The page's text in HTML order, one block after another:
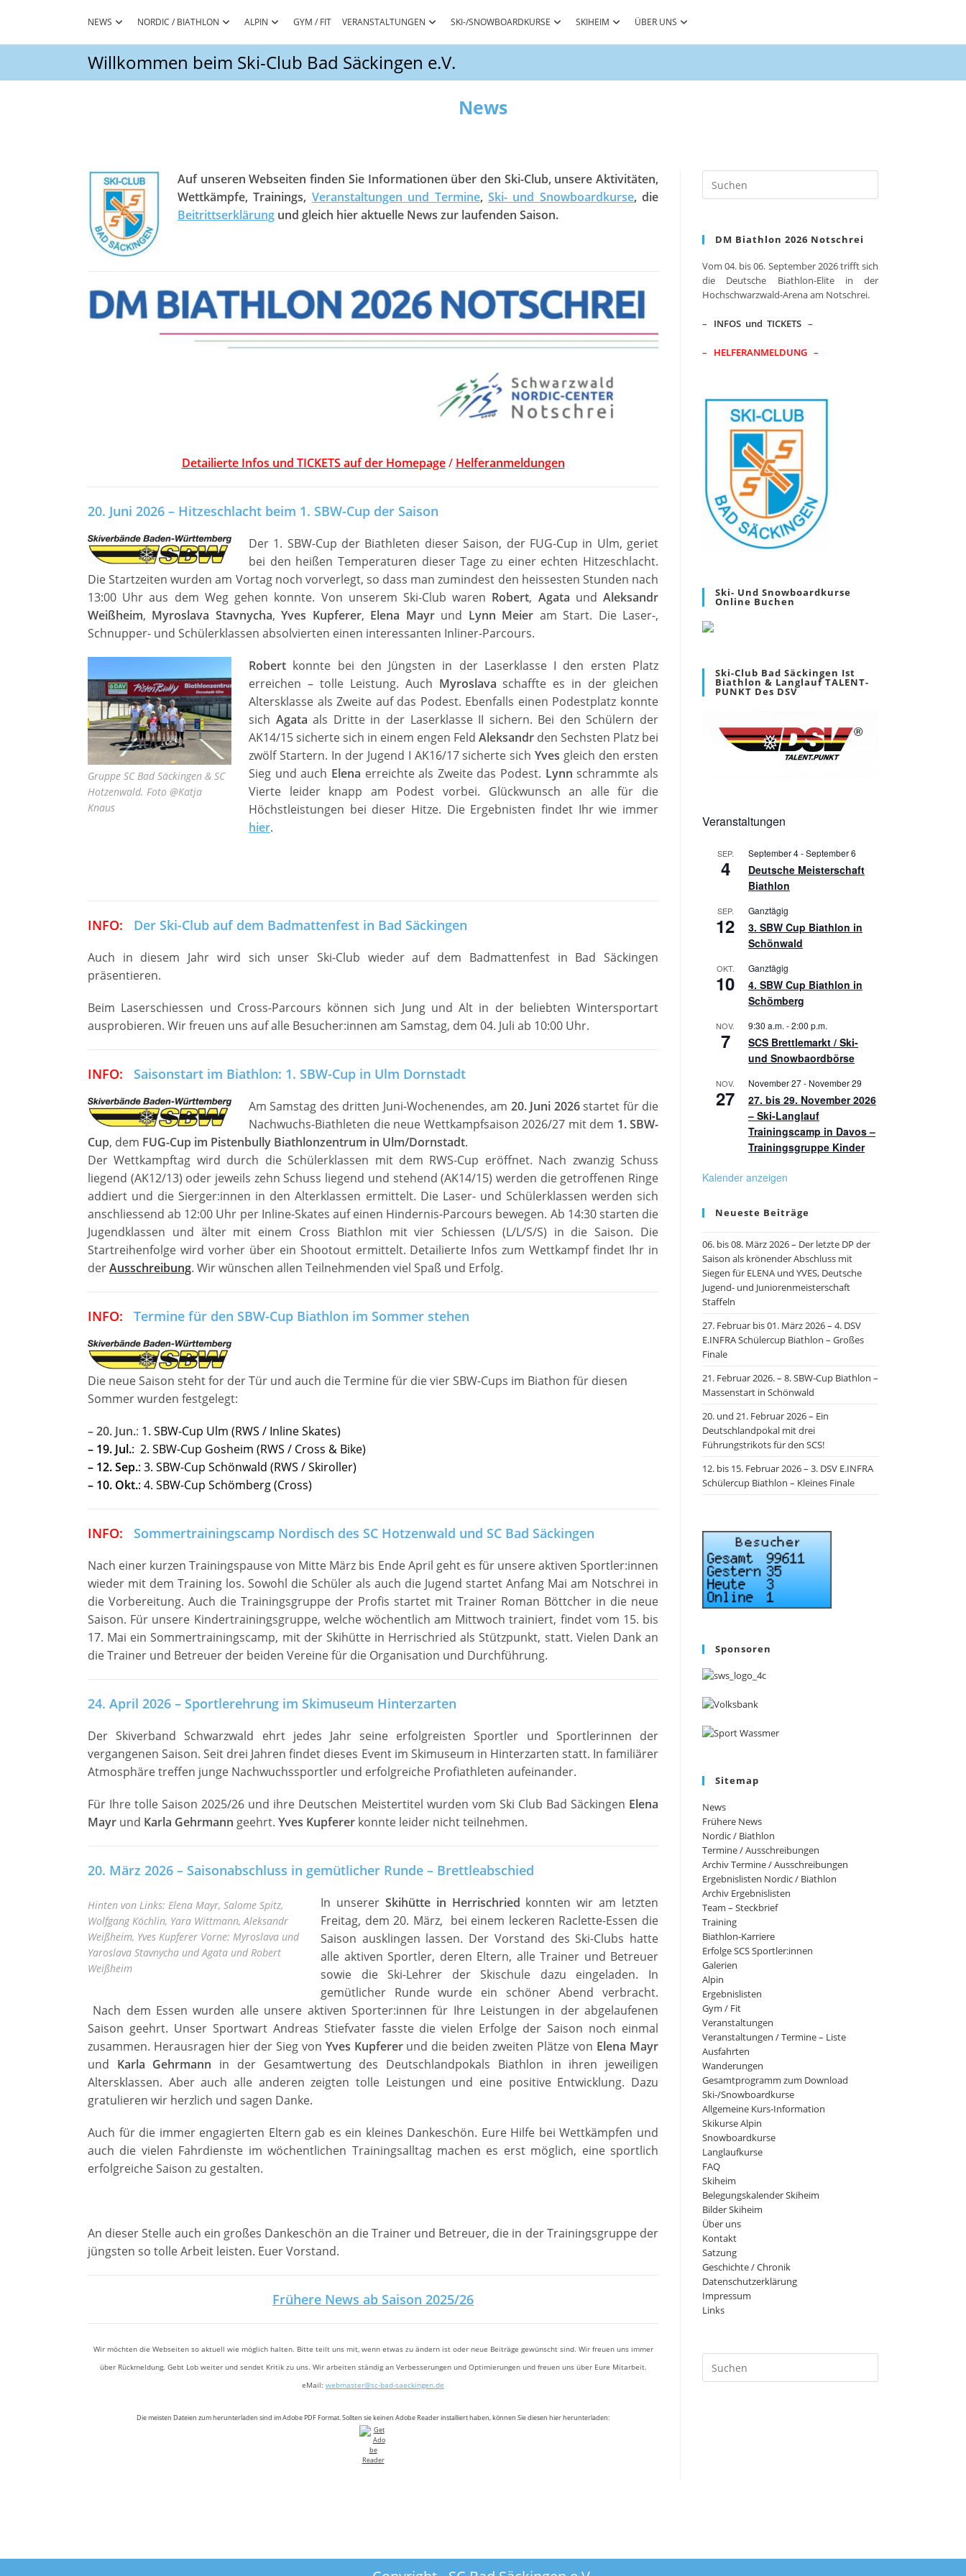
NEWS NORDIC / BIATHLON ALPIN GYM / FIT VERANSTALTUNGEN SKI-/SNOWBOARDKURSE SKIHEIM ÜBER UNS
Willkommen beim Ski-Club Bad Säckingen e.V.
News
Auf unseren Webseiten finden Sie Informationen über den Ski-Club, unsere Aktivitäten,
Wettkämpfe, Trainings, Veranstaltungen und Termine, Ski- und Snowboardkurse, die
Beitrittserklärung und gleich hier aktuelle News zur laufenden Saison.
Detailierte Infos und TICKETS auf der Homepage/ Helferanmeldungen
20. Juni 2026 – Hitzeschlacht beim 1. SBW-Cup der Saison
Der 1. SBW-Cup der Biathleten dieser Saison, der FUG-Cup in Ulm, geriet
bei den heißen Temperaturen dieser Tage zu einer echten Hitzeschlacht.
Die Startzeiten wurden am Vortag noch vorverlegt, so dass man zumindest den heissesten Stunden nach
13:00 Uhr aus dem Weg gehen konnte. Von unserem Ski-Club waren Robert, Agata undAleksandr
Weißheim, Myroslava Stavnycha,Yves Kupferer, Elena Mayrund Lynn Meier am Start. Die Laser-,
Schnupper- und Schülerklassen absolvierten einen interessanten Inliner-Parcours.
Gruppe SC Bad Säckingen & SC
Hotzenwald. Foto @Katja
Knaus
Robert konnte bei den Jüngsten in der Laserklasse I den ersten Platz
erreichen – tolle Leistung. Auch Myroslava schaffte es in der gleichen
Altersklasse als Zweite auf das Podest. Ebenfalls einen Podestplatz konnte
sich Agata als Dritte in der Laserklasse II sichern. Bei den Schülern der
AK14/15 sicherte sich in einem engen Feld Aleksandr den Sechsten Platz bei
zwölf Startern. In der Jugend I AK16/17 sicherte sichYves gleich den ersten
Sieg und auch Elena erreichte als Zweite das Podest. Lynn schrammte als
Vierte leider knapp am Podest vorbei. Glückwunsch an alle für die
Höchstleistungen bei dieser Hitze. Die Ergebnisten findet Ihr wie immer
hier.
INFO: Der Ski-Club auf dem Badmattenfest in Bad Säckingen
Auch in diesem Jahr wird sich unser Ski-Club wieder auf dem Badmattenfest in Bad Säckingen
präsentieren.
Beim Laserschiessen und Cross-Parcours können sich Jung und Alt in der beliebten Wintersportart
ausprobieren. Wir freuen uns auf alle Besucher:innen am Samstag, dem 04. Juli ab 10:00 Uhr.
INFO: Saisonstart im Biathlon: 1. SBW-Cup in Ulm Dornstadt
Am Samstag des dritten Juni-Wochenendes, am 20. Juni 2026startet für die
Nachwuchs-Biathleten die neue Wettkampfsaison 2026/27 mit dem 1. SBW-
Cup, dem FUG-Cup im Pistenbully Biathlonzentrum in Ulm/Dornstadt.
Der Wettkampftag wird durch die Schülerklassen mit dem RWS-Cup eröffnet. Nach zwanzig Schuss
liegend (AK12/13) oder jeweils zehn Schuss liegend und stehend (AK14/15) werden die getroffenen Ringe
addiert und die Sierger:innen in den Alterklassen ermittelt. Die Laser- und Schülerklassen werden sich
anschliessend ab 12:00 Uhr per Inline-Skates auf einen Hindernis-Parcours bewegen. Ab 14:30 starten die
Jugendklassen und älter mit einem Cross Biathlon mit vier Schiessen (L/L/S/S) in die Saison. Die
Startreihenfolge wird vorher über ein Shootout ermittelt. Detailierte Infos zum Wettkampf findet Ihr in
derAusschreibung. Wir wünschen allen Teilnehmenden viel Spaß und Erfolg.
INFO: Termine für den SBW-Cup Biathlon im Sommer stehen
Die neue Saison steht for der Tür und auch die Termine für die vier SBW-Cups im Biathon für diesen
Sommer wurden festgelegt:
– 20. Jun.: 1. SBW-Cup Ulm (RWS / Inline Skates)
– 19. Jul.: 2. SBW-Cup Gosheim (RWS / Cross & Bike)
– 12. Sep.: 3. SBW-Cup Schönwald (RWS / Skiroller)
– 10. Okt.: 4. SBW-Cup Schömberg (Cross)
INFO: Sommertrainingscamp Nordisch des SC Hotzenwald und SC Bad Säckingen
Nach einer kurzen Trainingspause von Mitte März bis Ende April geht es für unsere aktiven Sportler:innen
wieder mit dem Training los. Sowohl die Schüler als auch die Jugend startet Anfang Mai am Notschrei in
die Vorbereitung. Auch die Trainingsgruppe der Profis startet mit Trainer Roman Böttcher in die neue
Saison. Für unsere Kindertrainingsgruppe, welche wöchentlich am Mittwoch trainiert, findet vom 15. bis
17. Mai ein Sommertrainingscamp, mit der Skihütte in Herrischried als Stützpunkt, statt. Vielen Dank an
die Trainer und Betreuer der beiden Vereine für die Organisation und Durchführung.
24. April 2026 – Sportlerehrung im Skimuseum Hinterzarten
Der Skiverband Schwarzwald ehrt jedes Jahr seine erfolgreisten Sportler und Sportlerinnen der
vergangenen Saison. Seit drei Jahren findet dieses Event im Skimuseum in Hinterzarten statt. In familiärer
Atmosphäre treffen junge Nachwuchssportler und erfolgreiche Profiathleten aufeinander.
Für Ihre tolle Saison 2025/26 und ihre Deutschen Meistertitel wurden vom Ski Club Bad Säckingen Elena
Mayr und Karla Gehrmann geehrt. Yves Kupferer konnte leider nicht teilnehmen.
20. März 2026 – Saisonabschluss in gemütlicher Runde – Brettleabschied
Hinten von Links: Elena Mayr, Salome Spitz,
Wolfgang Köchlin, Yara Wittmann, Aleksandr
Weißheim, Yves Kupferer Vorne: Myroslava und
Yaroslava Stavnycha und Agata und Robert
Weißheim
In unserer Skihütte in Herrischried konnten wir am letzten
Freitag, dem 20. März, bei einem leckeren Raclette-Essen die
Saison ausklingen lassen. Der Vorstand des Ski-Clubs hatte
alle aktiven Sportler, deren Eltern, alle Trainer und Betreuer
sowie die Ski-Lehrer der Skischule dazu eingeladen. In
gemütlicher Runde wurde ein schöner Abend verbracht.
Nach dem Essen wurden alle unsere aktiven Sporter:innen für Ihre Leistungen in der abgelaufenen
Saison geehrt. Unser Sportwart Andreas Stiefvater fasste die vielen Erfolge der Saison noch einmal
zusammen. Herausragen hier der Sieg von Yves Kupfererund die beiden zweiten Plätze von Elena Mayr
und Karla Gehrmann in der Gesamtwertung des Deutschlandpokals Biathlon in ihren jeweiligen
Altersklassen. Aber auch alle anderen zeigten tolle Leistungen und eine positive Entwicklung. Dazu
gratulieren wir herzlich und sagen Danke.
Auch für die immer engagierten Eltern gab es ein kleines Dankeschön. Eure Hilfe bei Wettkämpfen und
auch die vielen Fahrdienste im wöchentlichen Trainingsalltag machen es erst möglich, eine sportlich
erfolgreiche Saison zu gestalten.
An dieser Stelle auch ein großes Dankeschön an die Trainer und Betreuer, die in der Trainingsgruppe der
jüngsten so tolle Arbeit leisten. Euer Vorstand.
Frühere News ab Saison 2025/26
Wir möchten die Webseiten so aktuell wie möglich halten. Bitte teilt uns mit, wenn etwas zu ändern ist oder neue Beiträge gewünscht sind. Wir freuen uns immer
über Rückmeldung. Gebt Lob weiter und sendet Kritik zu uns. Wir arbeiten ständig an Verbesserungen und Optimierungen und freuen uns über Eure Mitarbeit.
eMail: webmaster@sc-bad-saeckingen.de
Die meisten Dateien zum herunterladen sind im Adobe PDF Format. Sollten sie keinen Adobe Reader installiert haben, können Sie diesen hier herunterladen:
DM Biathlon 2026 Notschrei
Vom 04. bis 06. September 2026 trifft sich
die Deutsche Biathlon-Elite in der
Hochschwarzwald-Arena am Notschrei.
– INFOS und TICKETS –
– HELFERANMELDUNG –
Ski- Und Snowboardkurse
Online Buchen
Ski-Club Bad Säckingen Ist
Biathlon & Langlauf TALENT-
PUNKT Des DSV
Veranstaltungen
SEP.
4
September 4-September 6
Deutsche Meisterschaft
Biathlon
SEP.
12
Ganztägig
3. SBW Cup Biathlon in
Schönwald
OKT.
10
Ganztägig
4. SBW Cup Biathlon in
Schömberg
NOV.
7
9:30 a.m. -2:00 p.m.
SCS Brettlemarkt / Ski-
und Snowbaordbörse
NOV.
27
November 27- November 29
27. bis 29. November 2026
– Ski-Langlauf
Trainingscamp in Davos –
Trainingsgruppe Kinder
Kalender anzeigen
Neueste Beiträge
06. bis 08. März 2026 – Der letzte DP der
Saison als krönender Abschluss mit
Siegen für ELENA und YVES, Deutsche
Jugend- und Juniorenmeisterschaft
Staffeln
27. Februar bis 01. März 2026 – 4. DSV
E.INFRA Schülercup Biathlon – Großes
Finale
21. Februar 2026. – 8. SBW-Cup Biathlon –
Massenstart in Schönwald
20. und 21. Februar 2026 – Ein
Deutschlandpokal mit drei
Führungstrikots für den SCS!
12. bis 15. Februar 2026 – 3. DSV E.INFRA
Schülercup Biathlon – Kleines Finale
Sponsoren
Sitemap
News
Frühere News
Nordic / Biathlon
Termine / Ausschreibungen
Archiv Termine / Ausschreibungen
Ergebnislisten Nordic / Biathlon
Archiv Ergebnislisten
Team – Steckbrief
Training
Biathlon-Karriere
Erfolge SCS Sportler:innen
Galerien
Alpin
Ergebnislisten
Gym / Fit
Veranstaltungen
Veranstaltungen / Termine – Liste
Ausfahrten
Wanderungen
Gesamtprogramm zum Download
Ski-/Snowboardkurse
Allgemeine Kurs-Information
Skikurse Alpin
Snowboardkurse
Langlaufkurse
FAQ
Skiheim
Belegungskalender Skiheim
Bilder Skiheim
Über uns
Kontakt
Satzung
Geschichte / Chronik
Datenschutzerklärung
Impressum
Links